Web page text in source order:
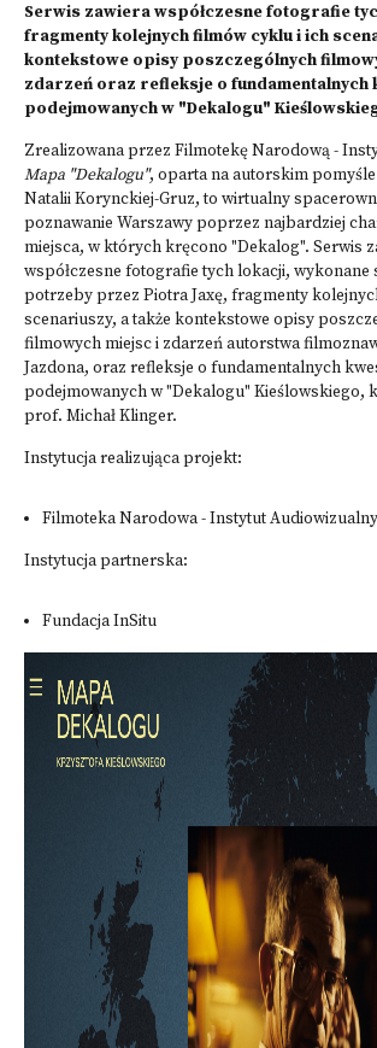
Serwis zawiera współczesne fotografie
fragmenty kolejnych filmów cyklu i ich
kontekstowe opisy poszczególnych
zdarzeń oraz refleksje o fundamentalnych
podejmowanych w "Dekalogu"
Zrealizowana przez Filmotekę Narodową -
Mapa "Dekalogu", oparta na autorskim
Natalii Korynckiej-Gruz, to wirtualny
poznawanie Warszawy poprzez najbardziej
miejsca, w których kręcono "Dekalog". Serwis
współczesne fotografie tych lokacji, wykonane
potrzeby przez Piotra Jaxę, fragmenty
scenariuszy, a także kontekstowe opisy
filmowych miejsc i zdarzeń autorstwa
Jazdona, oraz refleksje o fundamentalnych
podejmowanych w "Dekalogu" Kieślowskiego,
prof. Michał Klinger.
Instytucja realizująca projekt:
Filmoteka Narodowa - Instytut Audiowizualny
Instytucja partnerska:
Fundacja InSitu